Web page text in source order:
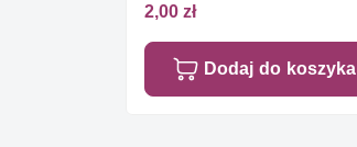
2,00 zł
Dodaj do koszyka